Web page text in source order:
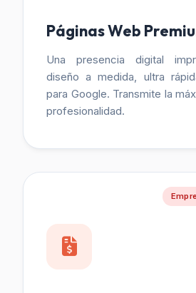
Páginas Web
Una presencia digital
diseño a medida, ultra
para Google. Transmite la
profesionalidad.